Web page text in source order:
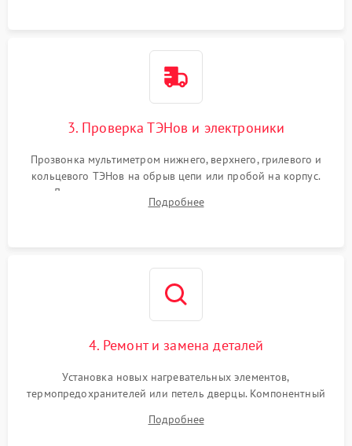
3. Проверка ТЭНов и электроники
Прозвонка мультиметром нижнего, верхнего, грилевого и
кольцевого ТЭНов на обрыв цепи или пробой на корпус.
Диагностика термостата, датчиков температуры,
переключателя режимов и мотора конвекции.
Подробнее
4. Ремонт и замена деталей
Установка новых нагревательных элементов,
термопредохранителей или петель дверцы. Компонентный
выгоревших реле, восстановление контактов и замена
Подробнее